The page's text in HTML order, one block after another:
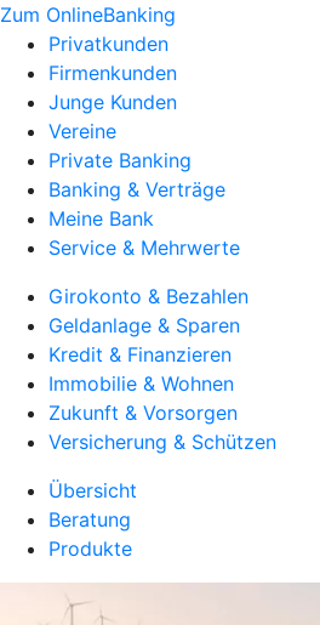
Zum OnlineBanking
Privatkunden
Firmenkunden
Junge Kunden
Vereine
Private Banking
Banking & Verträge
Meine Bank
Service & Mehrwerte
Girokonto & Bezahlen
Geldanlage & Sparen
Kredit & Finanzieren
Immobilie & Wohnen
Zukunft & Vorsorgen
Versicherung & Schützen
Übersicht
Beratung
Produkte